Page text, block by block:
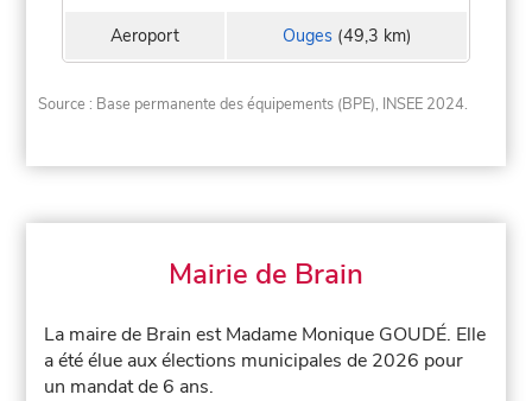
Aeroport Ouges(49,3 km)
Source : Base permanente des équipements (BPE), INSEE 2024.
Mairie de Brain
La maire de Brain est Madame Monique GOUDÉ. Elle
a été élue aux élections municipales de 2026 pour
un mandat de 6 ans.